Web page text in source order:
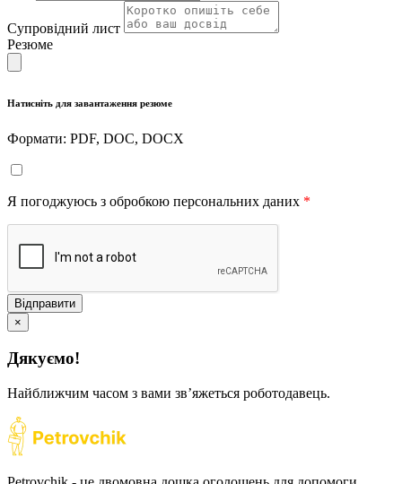
Супровідний лист
Резюме
Натисніть для завантаження резюме
Формати: PDF, DOC, DOCX
Я погоджуюсь з обробкою персональних даних *
Відправити
×
Дякуємо!
Найближчим часом з вами звʼяжеться роботодавець.